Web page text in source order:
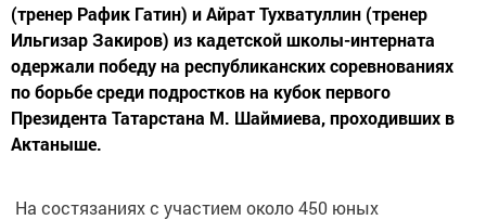
(тренер Рафик Гатин) и Айрат Тухватуллин (тренер
Ильгизар Закиров) из кадетской школы-интерната
одержали победу на республиканских соревнованиях
по борьбе среди подростков на кубок первого
Президента Татарстана М. Шаймиева, проходивших в
Актаныше.
На состязаниях с участием около 450 юных